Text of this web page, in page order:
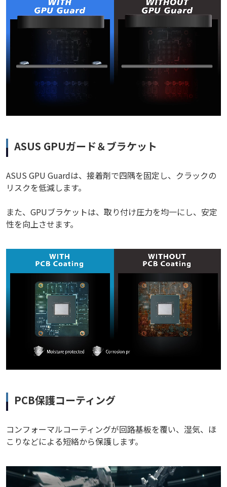
ASUS GPUガード＆ブラケット
ASUS GPU Guardは、接着剤で四隅を固定し、クラックの
リスクを低減します。
また、GPUブラケットは、取り付け圧力を均一にし、安定
性を向上させます。
PCB保護コーティング
コンフォーマルコーティングが回路基板を覆い、湿気、ほ
こりなどによる短絡から保護します。